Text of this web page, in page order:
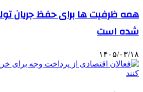
همه ظرفیت ها برای حفظ جریان
شده است
۱۴۰۵/۰۳/۱۸